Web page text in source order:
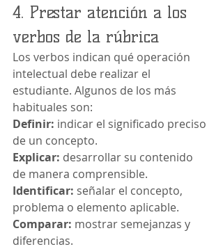
4. Prestar atención a los
verbos de la rúbrica
Los verbos indican qué operación
intelectual debe realizar el
estudiante. Algunos de los más
habituales son:
Definir: indicar el significado preciso
de un concepto.
Explicar: desarrollar su contenido
de manera comprensible.
Identificar: señalar el concepto,
problema o elemento aplicable.
Comparar: mostrar semejanzas y
diferencias.